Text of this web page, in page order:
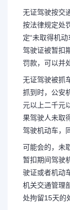
无证驾驶按交
按法律规定处
定“未取得机
驾驶证被暂扣
罚款，可以并
无证驾驶被抓
抓到时，公安
元以上二千元
果驾驶人未取
驾驶机动车，
可能会的，未
暂扣期间驾驶
驶证或者机动
机关交通管理
处拘留15天的